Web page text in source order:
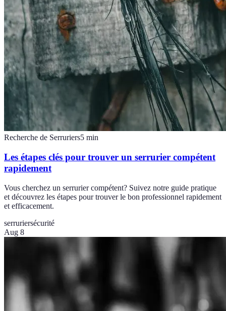
Recherche de Serruriers5 min
Les étapes clés pour trouver un serrurier compétent
rapidement
Vous cherchez un serrurier compétent? Suivez notre guide pratique
et découvrez les étapes pour trouver le bon professionnel rapidement
et efficacement.
serruriersécurité
Aug 8